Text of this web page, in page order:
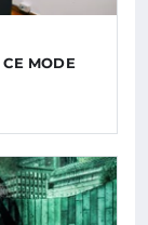
MODE